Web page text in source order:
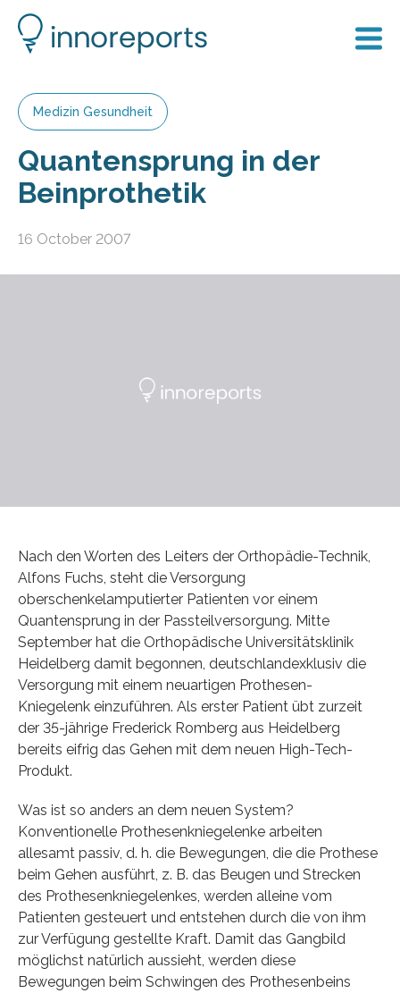
Medizin Gesundheit
Quantensprung in der
Beinprothetik
16 October 2007
Nach den Worten des Leiters der Orthopädie-Technik,
Alfons Fuchs, steht die Versorgung
oberschenkelamputierter Patienten vor einem
Quantensprung in der Passteilversorgung. Mitte
September hat die Orthopädische Universitätsklinik
Heidelberg damit begonnen, deutschlandexklusiv die
Versorgung mit einem neuartigen Prothesen-
Kniegelenk einzuführen. Als erster Patient übt zurzeit
der 35-jährige Frederick Romberg aus Heidelberg
bereits eifrig das Gehen mit dem neuen High-Tech-
Produkt.
Was ist so anders an dem neuen System?
Konventionelle Prothesenkniegelenke arbeiten
allesamt passiv, d. h. die Bewegungen, die die Prothese
beim Gehen ausführt, z. B. das Beugen und Strecken
des Prothesenkniegelenkes, werden alleine vom
Patienten gesteuert und entstehen durch die von ihm
zur Verfügung gestellte Kraft. Damit das Gangbild
möglichst natürlich aussieht, werden diese
Bewegungen beim Schwingen des Prothesenbeins